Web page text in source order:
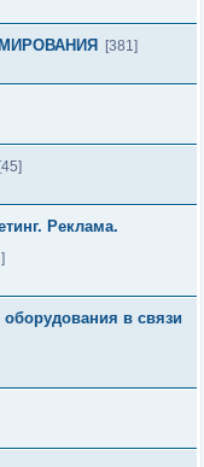
[381]
[45]
Реклама.
в связи